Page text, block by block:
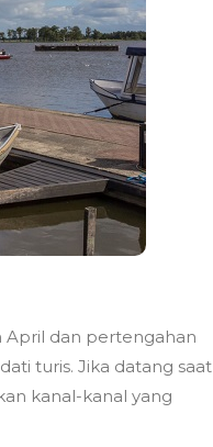
dan pertengahan
turis. Jika datang saat
kanal-kanal yang